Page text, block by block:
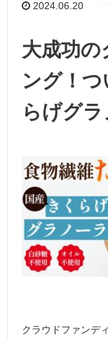
2024.06.20
大成功の
ング！つ
らげグラ
クラウドファンデ